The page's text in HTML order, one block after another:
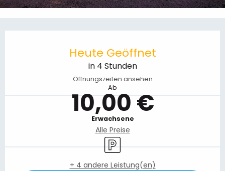
Heute Geöffnet
in 4 Stunden
Öffnungszeiten ansehen
Ab
10,00 €
Erwachsene
Alle Preise
Parkplatz
+ 4 andere Leistung(en)